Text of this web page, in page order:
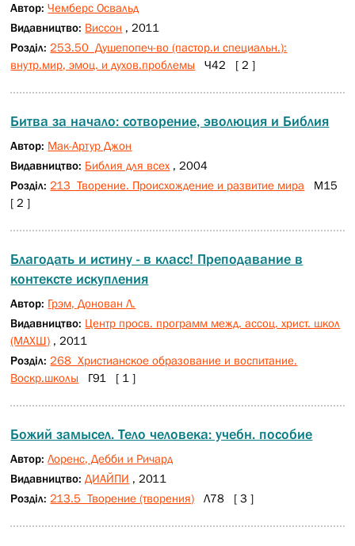
Автор:Чемберс Освальд
Видавництво: Виссон , 2011
Розділ: 253.50 Душепопеч-во (пастор.и специальн.):
внутр.мир, эмоц. и духов.проблемы Ч42 [ 2 ]
Битва за начало: сотворение, эволюция и Библия
Автор: Мак-Артур Джон
Видавництво: Библия для всех , 2004
Розділ: 213 Творение. Происхождение и развитие мира М15
[ 2 ]
Благодать и истину - в класс! Преподавание в
контексте искупления
Автор: Грэм, Донован Л.
Видавництво: Центр просв. программ межд. ассоц. христ. школ
(МАХШ) , 2011
Розділ: 268 Христианское образование и воспитание.
Воскр.школы Г91 [ 1 ]
Божий замысел. Тело человека: учебн. пособие
Автор:Лоренс, Дебби и Ричард
Видавництво:ДИАЙПИ , 2011
Розділ: 213.5 Творение (творения) Л78 [ 3 ]